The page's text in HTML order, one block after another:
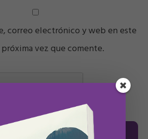
correo electrónico y web en este
próxima vez que comente.